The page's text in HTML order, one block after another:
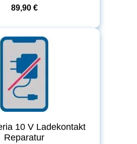
89,90 €
10 V Ladekontakt
Reparatur